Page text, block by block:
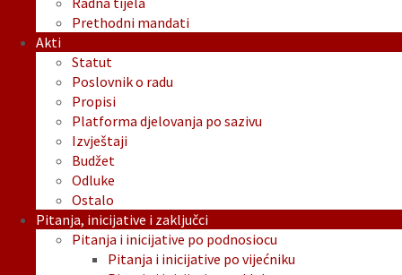
Prethodni mandati
Akti
Statut
Poslovnik o radu
Propisi
Platforma djelovanja po sazivu
Izvještaji
Budžet
Odluke
Ostalo
Pitanja, inicijative i zaključci
Pitanja i inicijative po podnosiocu
Pitanja i inicijative po vijećniku